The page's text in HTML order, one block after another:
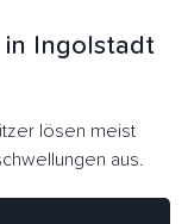
in Ingolstadt
lösen meist
aus.